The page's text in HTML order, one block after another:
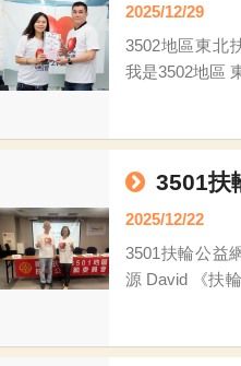
2025/12/29
3502地區東北扶輪社 Jeff
我是3502地區 東北扶輪
公益網 這個
的時間或許不
卻讓我經歷了
用」的惜福智
藏室
3501扶輪公益
2025/12/22
3501扶輪公益
源 David 《扶輪公益網_輪值站長》 各位扶輪領
導人＆社友好
3501地區扶輪